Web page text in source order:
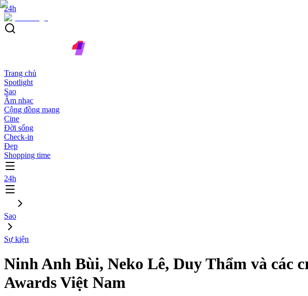
24h
Trang chủ
Spotlight
Sao
Âm nhạc
Cộng đồng mạng
Cine
Đời sống
Check-in
Đẹp
Shopping time
24h
Sao
Sự kiện
Ninh Anh Bùi, Neko Lê, Duy Thẩm và các
Awards Việt Nam